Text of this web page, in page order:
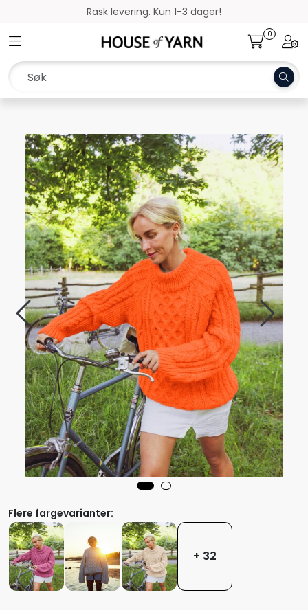
Skip to main contentRask levering. Kun 1-3 dager!
Toggle navigation 0
Flere fargevarianter:
+ 32
Oppskrifter
Kolleksjoner
Pinner og tilbehør
Gavekort
Outlet